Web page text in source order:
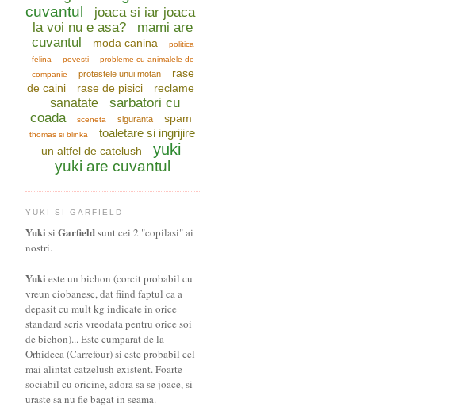
cuvantul
joaca si iar joaca
la voi nu e asa?
mami are
cuvantul
moda canina
politica
felina
povesti
probleme cu animalele de
companie
protestele unui motan
rase
de caini
rase de pisici reclame
sanatate
sarbatori cu
coada
sceneta siguranta spam
thomas si blinka toaletare si ingrijire
un altfel de catelush yuki
yuki are cuvantul
YUKI SI GARFIELD
Yuki si Garfieldsunt cei 2 "copilasi" ai
nostri.
Yuki este un bichon (corcit probabil cu
vreun ciobanesc, dat fiind faptul ca a
depasit cu mult kg indicate in orice
standard scris vreodata pentru orice soi
de bichon)... Este cumparat de la
Orhideea (Carrefour) si este probabil cel
mai alintat catzelush existent. Foarte
sociabil cu oricine, adora sa se joace, si
uraste sa nu fie bagat in seama.